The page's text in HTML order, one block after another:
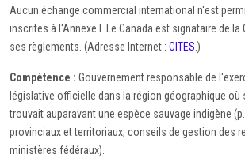
Aucun échange commercial international n'est
inscrites à l'Annexe I. Le Canada est signataire de la
ses règlements. (Adresse Internet : CITES.)
Compétence : Gouvernement responsable de
législative officielle dans la région géographique où
trouvait auparavant une espèce sauvage indigène
provinciaux et territoriaux, conseils de gestion des
ministères fédéraux).